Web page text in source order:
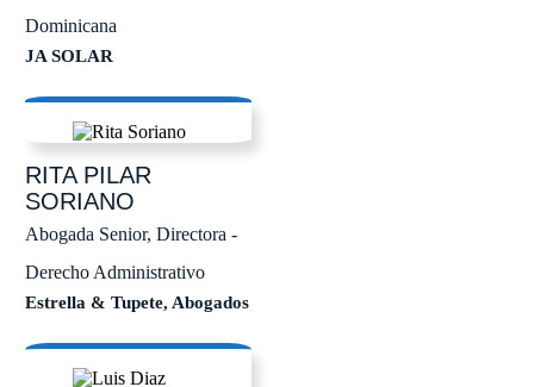
Dominicana
JA SOLAR
RITA PILAR
SORIANO
Abogada Senior, Directora -
Derecho Administrativo
Estrella & Tupete, Abogados